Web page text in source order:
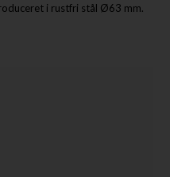
i rustfri stål Ø63 mm.